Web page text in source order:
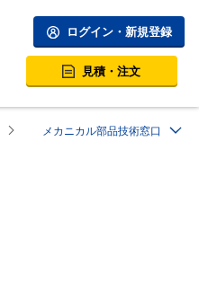
ログイン・新規登録
見積・注文
メカニカル部品技術窓口